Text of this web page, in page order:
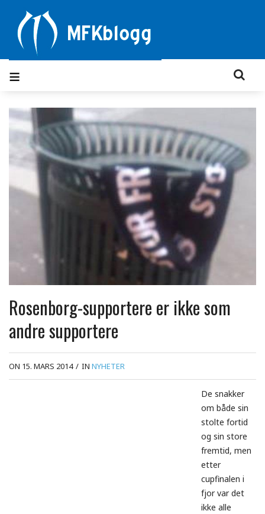
Rosenborg-supportere er ikke som
andre supportere
ON 15. MARS 2014 / IN NYHETER
De snakker
om både sin
stolte fortid
og sin store
fremtid, men
etter
cupfinalen i
fjor var det
ikke alle